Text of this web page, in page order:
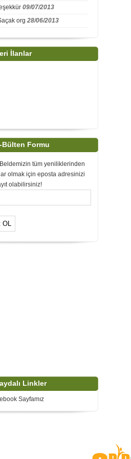
09/07/2013
org 28/06/2013
İlanlar
Bülten Formu
tüm yeniliklerinden
olmak için eposta adresinizi
olabilirsiniz!
Linkler
Sayfamız